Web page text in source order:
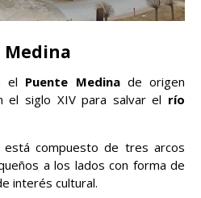
Medina
el Puente Medina de origen
el siglo XIV para salvar el río
compuesto de tres arcos
a los lados con forma de
interés cultural.